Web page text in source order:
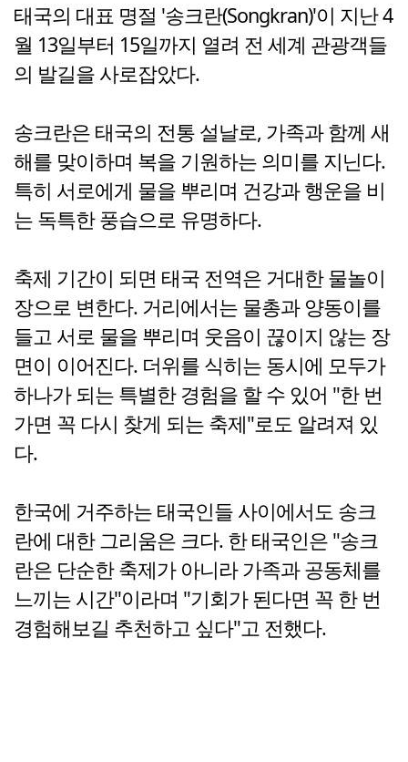
태국의 대표 명절 '송크란(Songkran)'이 지난 4
월 13일부터 15일까지 열려 전 세계 관광객들
의 발길을 사로잡았다.
송크란은 태국의 전통 설날로, 가족과 함께 새
해를 맞이하며 복을 기원하는 의미를 지닌다.
특히 서로에게 물을 뿌리며 건강과 행운을 비
는 독특한 풍습으로 유명하다.
축제 기간이 되면 태국 전역은 거대한 물놀이
장으로 변한다. 거리에서는 물총과 양동이를
들고 서로 물을 뿌리며 웃음이 끊이지 않는 장
면이 이어진다. 더위를 식히는 동시에 모두가
하나가 되는 특별한 경험을 할 수 있어 "한 번
가면 꼭 다시 찾게 되는 축제"로도 알려져 있
다.
한국에 거주하는 태국인들 사이에서도 송크
란에 대한 그리움은 크다. 한 태국인은 "송크
란은 단순한 축제가 아니라 가족과 공동체를
느끼는 시간"이라며 "기회가 된다면 꼭 한 번
경험해보길 추천하고 싶다"고 전했다.